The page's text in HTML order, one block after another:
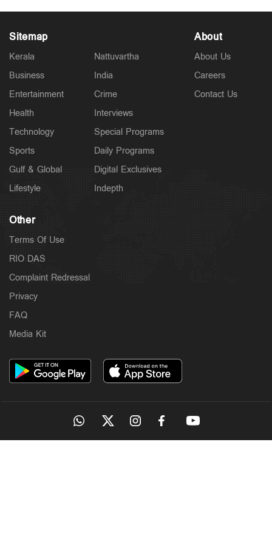
Sitemap
Kerala
Business
Entertainment
Health
Technology
Sports
Gulf & Global
Lifestyle
Nattuvartha
India
Crime
Interviews
Special Programs
Daily Programs
Digital Exclusives
Indepth
About
About Us
Careers
Contact Us
Other
Terms Of Use
RIO DAS
Complaint Redressal
Privacy
FAQ
Media Kit